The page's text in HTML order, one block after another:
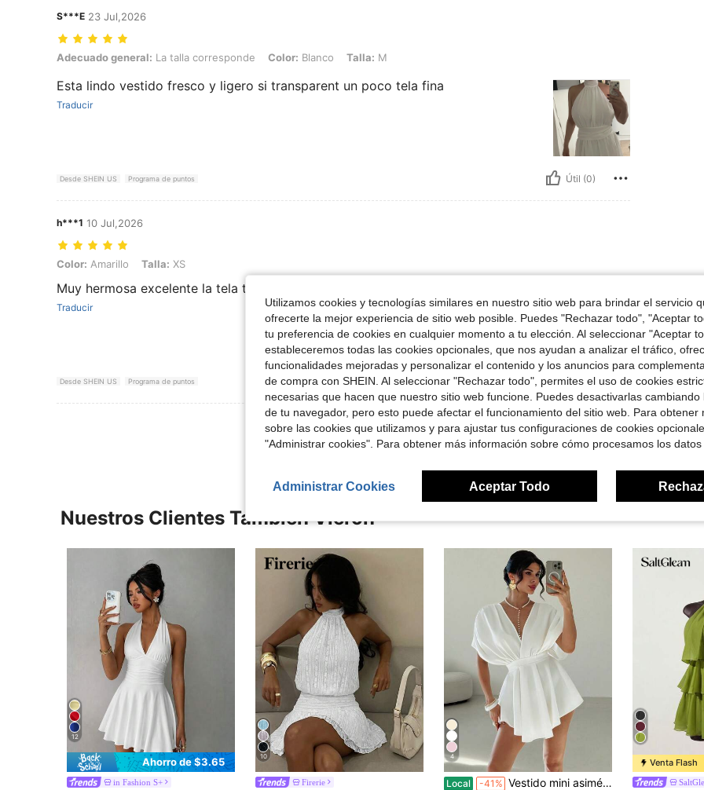
S***E 23 Jul,2026
Adecuado general: La talla corresponde, Color: Blanco, Talla: M
Adecuado general: La talla corresponde Color: Blanco Talla: M
Esta lindo vestido fresco y ligero si transparent un poco tela fina
Traducir
Desde SHEIN US Programa de puntos Útil (0)
h***1 10 Jul,2026
Color: Amarillo, Talla: XS
Color: Amarillo Talla: XS
Muy hermosa excelente la tela tipo gasa
Traducir
Desde SHEIN US Programa de puntos Útil (0)
Ver Más Reseñas
Nuestros Clientes También Vieron
12
Ahorro de $3.65
in Fashion S+
10
Firerie
4
Local -41% Vestido mini asimétrico blanco elegante de verano para mujer Rerie, atuendo casual de vacaciones para playa, cumpleaños, invitada de boda, festival de música y uso en fiestas MHR1
Venta Flash
Utilizamos cookies y tecnologías similares en nuestro sitio web para brindar el servicio
ofrecerte la mejor experiencia de sitio web posible. Puedes "Rechazar todo", "Aceptar
tu preferencia de cookies en cualquier momento a tu elección. Al seleccionar "Aceptar
estableceremos todas las cookies opcionales, que nos ayudan a analizar el tráfico,
funcionalidades mejoradas y personalizar el contenido y los anuncios para
de compra con SHEIN. Al seleccionar "Rechazar todo", permites el uso de cookies
necesarias que hacen que nuestro sitio web funcione. Puedes desactivarlas cambiando
de tu navegador, pero esto puede afectar el funcionamiento del sitio web. Para obtener
sobre las cookies que utilizamos y para ajustar tus configuraciones de cookies
"Administrar cookies". Para obtener más información sobre cómo procesamos los datos
Administrar Cookies Aceptar Todo